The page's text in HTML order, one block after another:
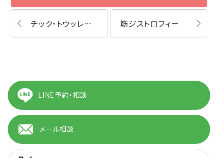
チック・トウッレト症候群・発達障害 筋ジストロフィー
LINE予約・相談
メール相談